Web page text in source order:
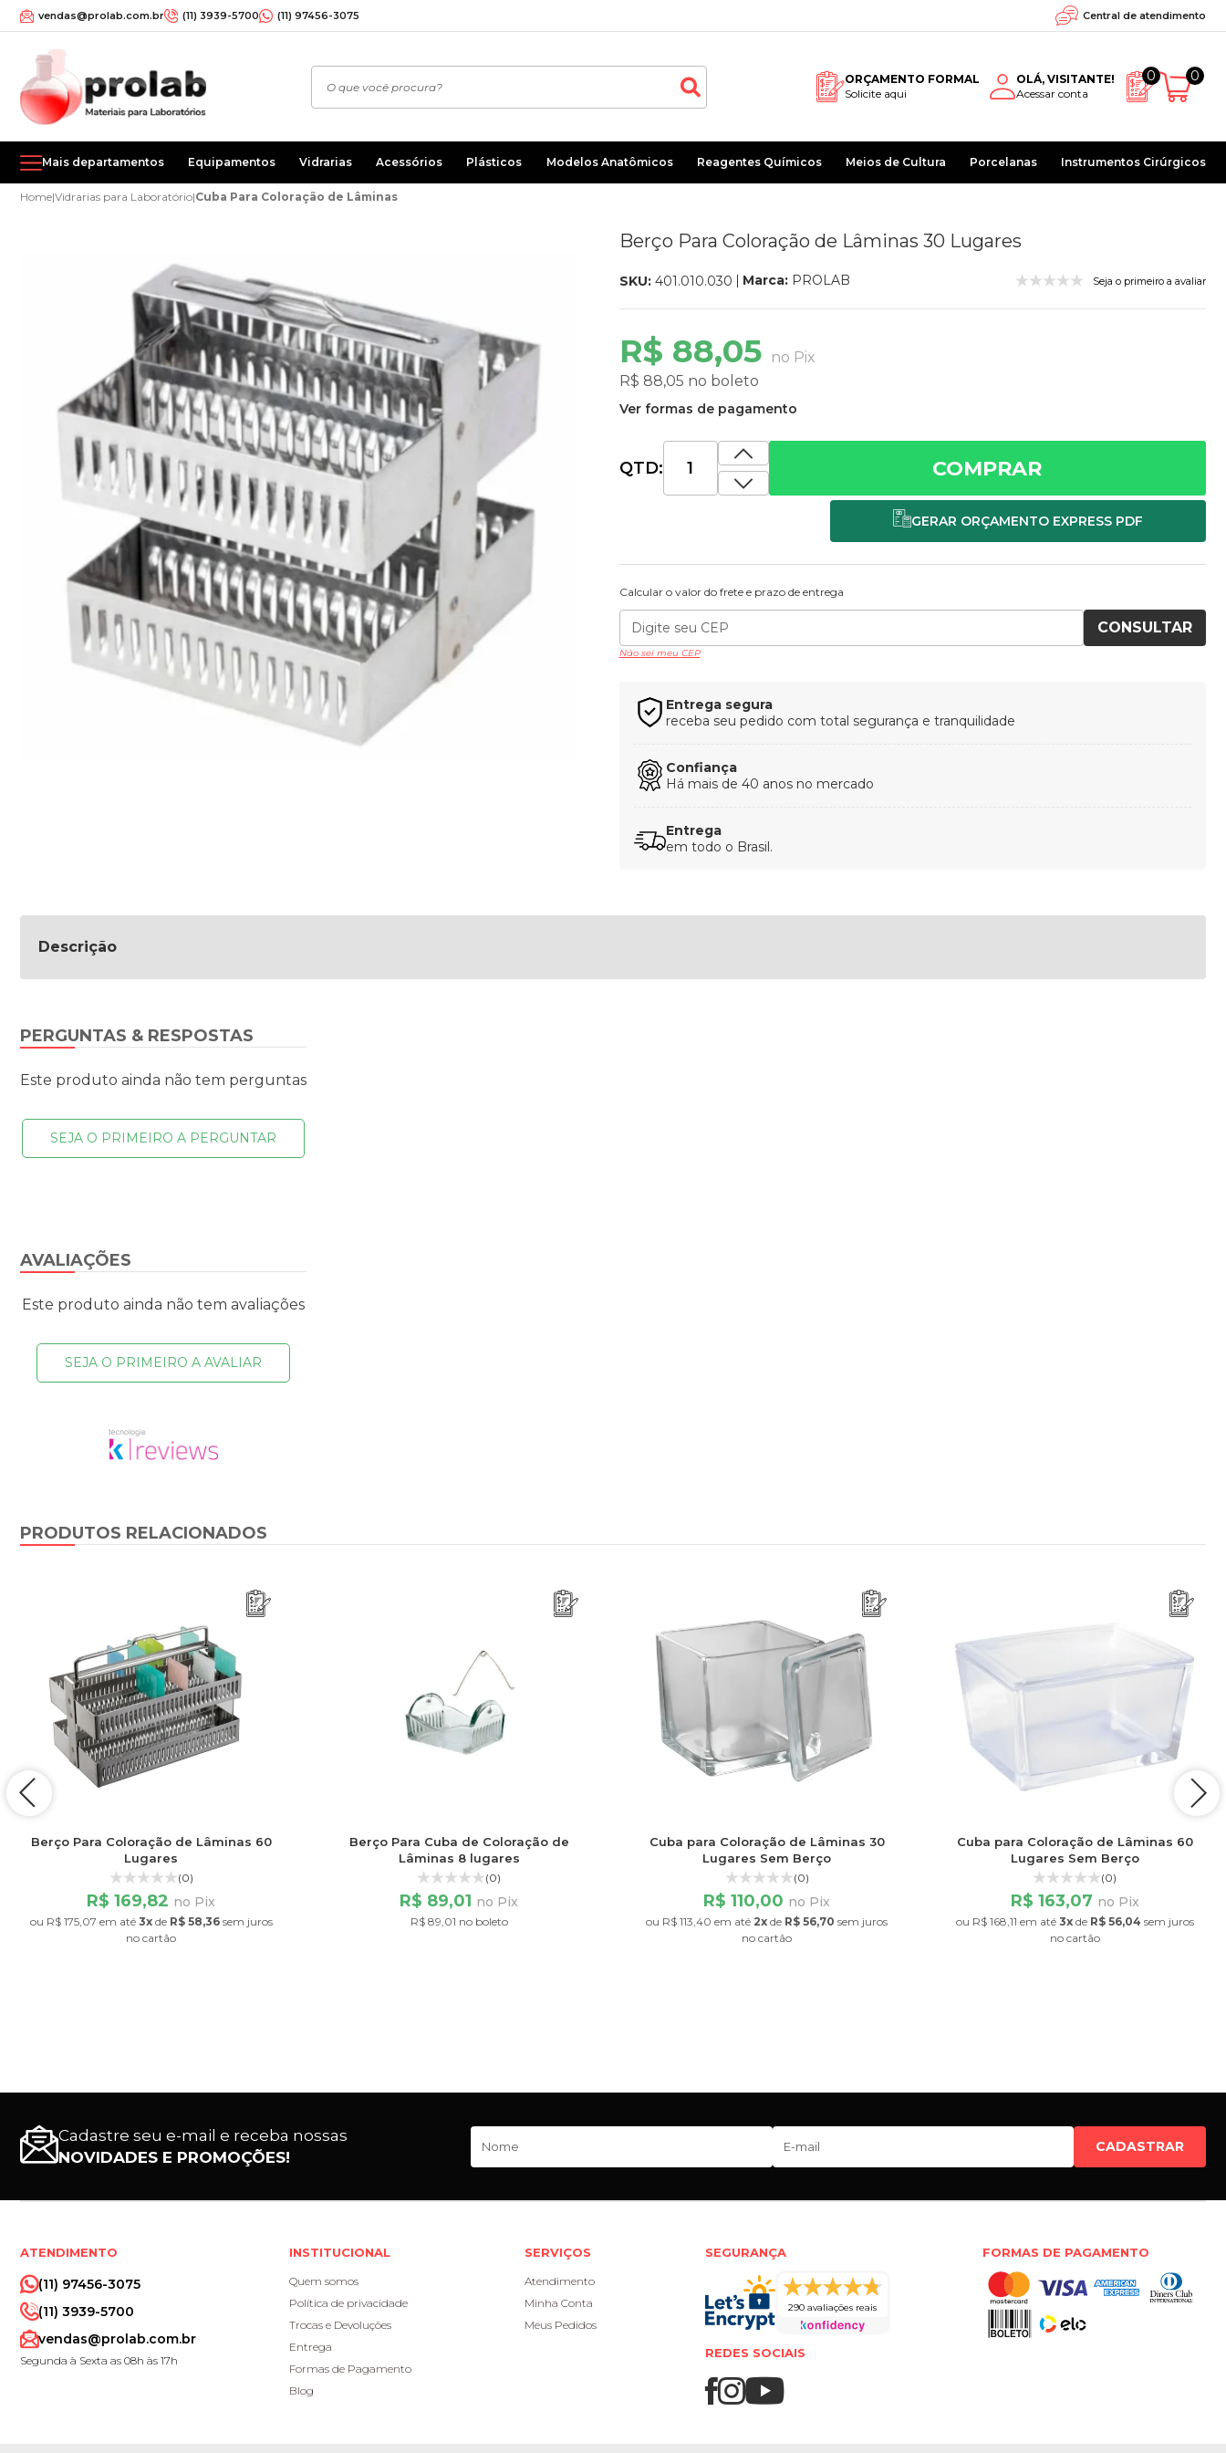
vendas@prolab.com.br (11) 3939-5700 (11) 97456-3075 Central de atendimento
ORÇAMENTO FORMAL
Solicite aqui
OLÁ, VISITANTE!
Acessar conta
0 0
Mais departamentos Equipamentos Vidrarias Acessórios Plásticos Modelos Anatômicos Reagentes Químicos Meios de Cultura Porcelanas Instrumentos Cirúrgicos
Home|Vidrarias para Laboratório|Cuba Para Coloração de Lâminas
Berço Para Coloração de Lâminas 30 Lugares
Seja o primeiro a avaliar
SKU:401.010.030 Marca: PROLAB
R$ 88,05
no Pix
R$ 88,05 no boleto
Ver formas de pagamento
QTD: COMPRAR
Calcular o valor do frete e prazo de entrega
CONSULTAR
Não sei meu CEP
Entrega segura
receba seu pedido com total segurança e tranquilidade
Confiança
Há mais de 40 anos no mercado
Entrega
em todo o Brasil.
Descrição
AVALIAÇÕES
Este produto ainda não tem avaliações
SEJA O PRIMEIRO A AVALIAR
PERGUNTAS & RESPOSTAS
Este produto ainda não tem perguntas
SEJA O PRIMEIRO A PERGUNTAR
PRODUTOS RELACIONADOS
Berço Para Coloração de Lâminas 60
Lugares
(0)
R$ 169,82 no Pix
ou R$ 175,07 em até 3xde R$ 58,36 sem juros
no cartão
Berço Para Cuba de Coloração de
Lâminas 8 lugares
(0)
R$ 89,01 no Pix
R$ 89,01 no boleto
Cuba para Coloração de Lâminas 30
Lugares Sem Berço
(0)
R$ 110,00 no Pix
ou R$ 113,40 em até 2x de R$ 56,70 sem juros
no cartão
Cuba para Coloração de Lâminas 60
Lugares Sem Berço
(0)
R$ 163,07 no Pix
ou R$ 168,11 em até 3xde R$ 56,04 sem juros
no cartão
Cadastre seu e-mail e receba nossas
NOVIDADES E PROMOÇÕES!
CADASTRAR
ATENDIMENTO
(11) 97456-3075
(11) 3939-5700
vendas@prolab.com.br
Segunda à Sexta as 08h às 17h
INSTITUCIONAL
Quem somos
Política de privacidade
Trocas e Devoluções
Entrega
Formas de Pagamento
Blog
SERVIÇOS
Atendimento
Minha Conta
Meus Pedidos
SEGURANÇA
290 avaliações reais
REDES SOCIAIS
FORMAS DE PAGAMENTO